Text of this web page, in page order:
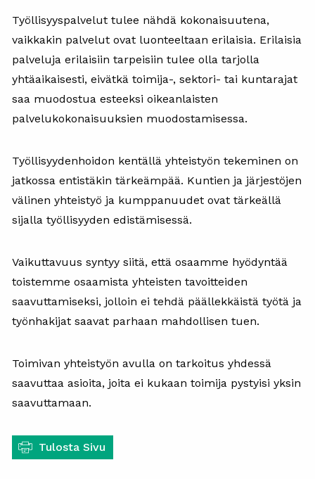
Työllisyyspalvelut tulee nähdä kokonaisuutena,
vaikkakin palvelut ovat luonteeltaan erilaisia. Erilaisia
palveluja erilaisiin tarpeisiin tulee olla tarjolla
yhtäaikaisesti, eivätkä toimija-, sektori- tai kuntarajat
saa muodostua esteeksi oikeanlaisten
palvelukokonaisuuksien muodostamisessa.
Työllisyydenhoidon kentällä yhteistyön tekeminen on
jatkossa entistäkin tärkeämpää. Kuntien ja järjestöjen
välinen yhteistyö ja kumppanuudet ovat tärkeällä
sijalla työllisyyden edistämisessä.
Vaikuttavuus syntyy siitä, että osaamme hyödyntää
toistemme osaamista yhteisten tavoitteiden
saavuttamiseksi, jolloin ei tehdä päällekkäistä työtä ja
työnhakijat saavat parhaan mahdollisen tuen.
Toimivan yhteistyön avulla on tarkoitus yhdessä
saavuttaa asioita, joita ei kukaan toimija pystyisi yksin
saavuttamaan.
Tulosta Sivu